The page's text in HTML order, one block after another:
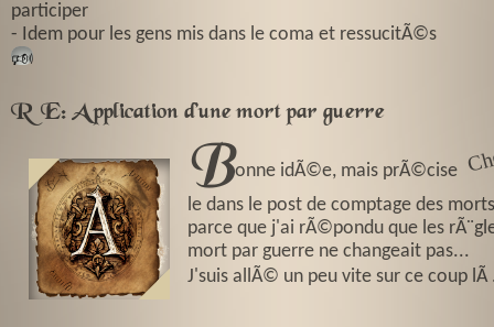
participer
- Idem pour les gens mis dans le coma et ressucitÃ©s
🕬
RE: Application d'une mort par guerre
C
h
er
n
o
b
o
Bonne idÃ©e, mais prÃ©cise
le dans le post de comptage des
parce que j'ai rÃ©pondu que les
mort par guerre ne changeait pas...
J'suis allÃ© un peu vite sur ce coup lÃ